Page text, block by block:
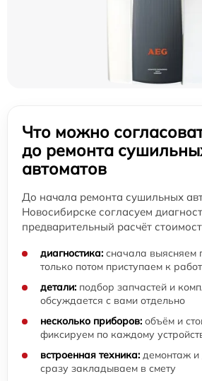
Что можно
до ремонта
автоматов
До начала ремонта сушильных
Новосибирске согласуем
предварительный расчёт
диагностика: сначала выясняем
только потом приступаем к
детали: подбор запчастей и
обсуждается с вами отдельно
несколько приборов: объём и
фиксируем по каждому
встроенная техника: демонтаж и
сразу закладываем в смету